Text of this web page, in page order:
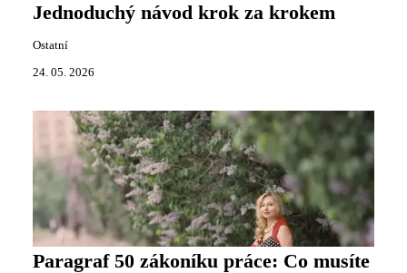
Jednoduchý návod krok za krokem
Ostatní
24. 05. 2026
Paragraf 50 zákoníku práce: Co musíte